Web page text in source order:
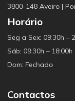
3800-148 Aveiro |
Horário
Seg a Sex: 09:30h –
Sáb: 09:30h – 18:00h
Dom: Fechado
Contactos